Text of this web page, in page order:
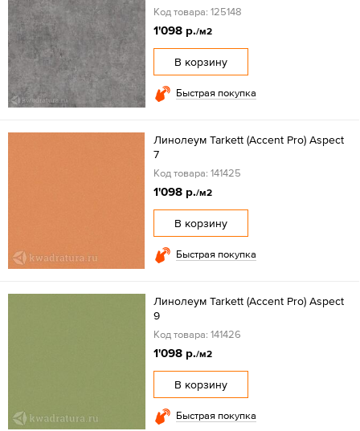
Код товара: 125148
1'098 р./м2
В корзину
Быстрая покупка
Линолеум Tarkett (Accent Pro) Aspect
7
Код товара: 141425
1'098 р./м2
В корзину
Быстрая покупка
Линолеум Tarkett (Accent Pro) Aspect
9
Код товара: 141426
1'098 р./м2
В корзину
Быстрая покупка